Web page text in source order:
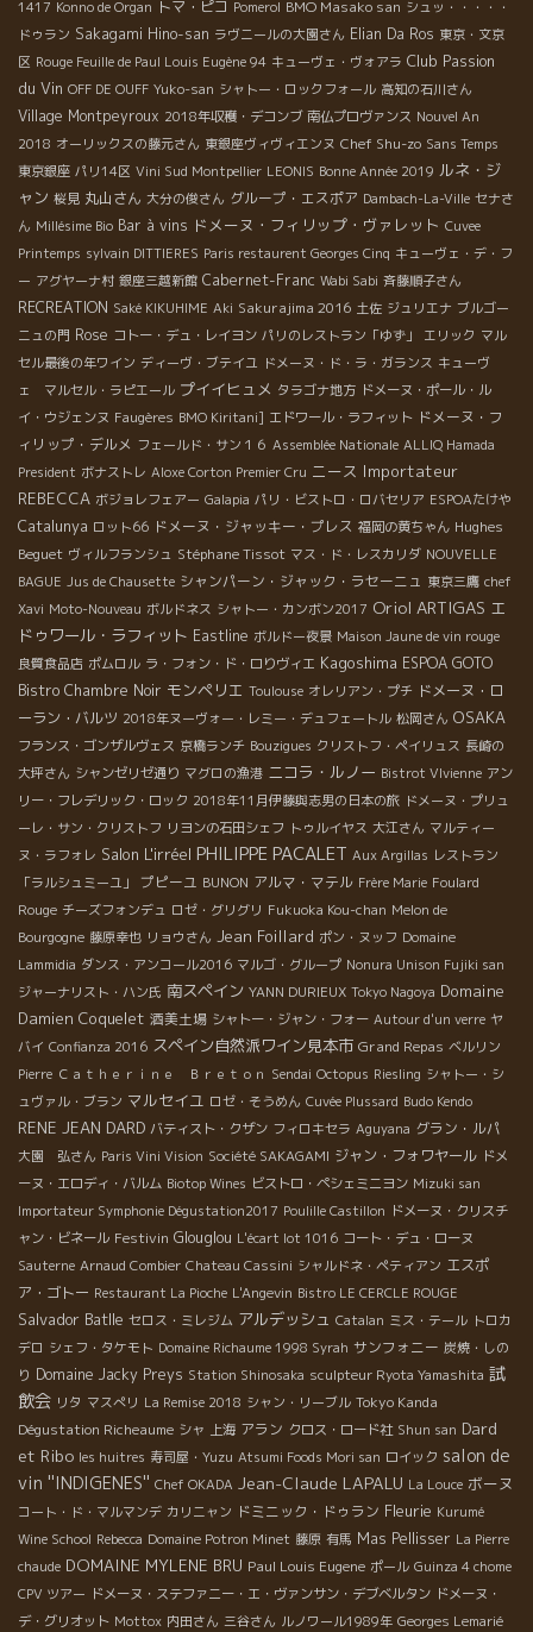
1417 Konno de Organ トマ・ピコ Pomerol BMO Masako san シュッ・・・・・
ドゥラン Sakagami Hino-san ラヴニールの大園さん Elian Da Ros 東京・文京
区 Rouge Feuille de Paul Louis Eugène 94 キューヴェ・ヴォアラ Club Passion
du Vin OFF DE OUFF Yuko-san シャトー・ロックフォール 高知の石川さん
Village Montpeyroux 2018年収穫・デコンブ 南仏プロヴァンス Nouvel An
2018 オーリックスの藤元さん 東銀座ヴィヴィエンヌ Chef Shu-zo Sans Temps
東京銀座 パリ14区 Vini Sud Montpellier LEONIS Bonne Année 2019 ルネ・ジ
ャン 桜見 丸山さん 大分の俊さん グループ・エスポア Dambach-La-Ville セナさ
ん Millésime Bio Bar à vins ドメーヌ・フィリップ・ヴァレット Cuvee
Printemps sylvain DITTIERES Paris restaurent Georges Cinq キューヴェ・デ・フ
ー アグヤーナ村 銀座三越新館 Cabernet-Franc Wabi Sabi 斉藤順子さん
RECREATION Saké KIKUHIME Aki Sakurajima 2016 土佐 ジュリエナ ブルゴー
ニュの門 Rose コトー・デュ・レイヨン パリのレストラン「ゆず」 エリック マル
セル最後の年ワイン ディーヴ・ブテイユ ドメーヌ・ド・ラ・ガランス キューヴ
ェ マルセル・ラピエール プイイヒュメ タラゴナ地方 ドメーヌ・ポール・ル
イ・ウジェンヌ Faugères BMO Kiritani] エドワール・ラフィット ドメーヌ・フ
ィリップ・デルメ フェールド・サン１６ Assemblée Nationale ALLIQ Hamada
President ボナストレ Aloxe Corton Premier Cru ニース Importateur
REBECCA ボジョレフェアー Galapia パリ・ビストロ・ロバセリア ESPOAたけや
Catalunya ロット66 ドメーヌ・ジャッキー・プレス 福岡の黄ちゃん Hughes
Beguet ヴィルフランシュ Stéphane Tissot マス・ド・レスカリダ NOUVELLE
BAGUE Jus de Chausette シャンパーン・ジャック・ラセーニュ 東京三鷹 chef
Xavi Moto-Nouveau ボルドネス シャトー・カンボン2017 Oriol ARTIGAS エ
ドゥワール・ラフィット Eastline ボルドー夜景 Maison Jaune de vin rouge
良質食品店 ポムロル ラ・フォン・ド・ロりヴィエ Kagoshima ESPOA GOTO
Bistro Chambre Noir モンペリエ Toulouse オレリアン・プチ ドメーヌ・ロ
ーラン・バルツ 2018年ヌーヴォー・レミー・デュフェートル 松岡さん OSAKA
フランス・ゴンザルヴェス 京橋ランチ Bouzigues クリストフ・ペイリュス 長崎の
大坪さん シャンゼリゼ通り マグロの漁港 ニコラ・ルノー Bistrot VIvienne アン
リー・フレデリック・ロック 2018年11月伊藤與志男の日本の旅 ドメーヌ・プリュ
ーレ・サン・クリストフ リヨンの石田シェフ トゥルイヤス 大江さん マルティー
ヌ・ラフォレ Salon L'irréel PHILIPPE PACALET Aux Argillas レストラン
「ラルシュミーユ」
プピーユ BUNON アルマ・マテル Frère Marie Foulard
Rouge チーズフォンデュ ロゼ・グリグリ Fukuoka Kou-chan Melon de
Bourgogne 藤原幸也 リョウさん Jean Foillard ポン・ヌッフ Domaine
Lammidia ダンス・アンコール2016 マルゴ・グループ Nonura Unison Fujiki san
ジャーナリスト・ハン氏 南スペイン YANN DURIEUX Tokyo Nagoya Domaine
Damien Coquelet 酒美土場 シャトー・ジャン・フォー Autour d'un verre ヤ
バイ Confianza 2016 スペイン自然派ワイン見本市 Grand Repas ベルリン
Pierre Ｃａｔｈｅｒｉｎｅ Ｂｒｅｔｏｎ Sendai Octopus Riesling シャトー・シ
ュヴァル・ブラン マルセイユ ロゼ・そうめん Cuvée Plussard Budo Kendo
RENE JEAN DARD バティスト・クザン フィロキセラ Aguyana グラン・ルパ
大園 弘さん Paris Vini Vision Société SAKAGAMI ジャン・フォワヤール ドメ
ーヌ・エロディ・バルム Biotop Wines ビストロ・ペシェミニヨン Mizuki san
Importateur Symphonie Dégustation2017 Poulille Castillon ドメーヌ・クリスチ
ャン・ビネール Festivin Glouglou L'écart lot 1016 コート・デュ・ローヌ
Sauterne Arnaud Combier Chateau Cassini シャルドネ・ペティアン エスポ
ア・ゴトー Restaurant La Pioche L'Angevin Bistro LE CERCLE ROUGE
Salvador Batlle セロス・ミレジム アルデッシュ Catalan ミス・テール トロカ
デロ シェフ・タケモト Domaine Richaume 1998 Syrah サンフォニー 炭焼・しの
り Domaine Jacky Preys Station Shinosaka sculpteur Ryota Yamashita 試
飲会 リタ マスぺリ La Remise 2018 シャン・リーブル Tokyo Kanda
Dégustation Richeaume シャ 上海 アラン クロス・ロード社 Shun san Dard
et Ribo les huitres 寿司屋・Yuzu Atsumi Foods Mori san ロイック salon de
vin ''INDIGENES'' Chef OKADA Jean-Claude LAPALU La Louce ボーヌ
コート・ド・マルマンデ カリニャン ドミニック・ドゥラン Fleurie Kurumé
Wine School Rebecca Domaine Potron Minet 藤原 有馬 Mas Pellisser La Pierre
chaude DOMAINE MYLENE BRU Paul Louis Eugene ポール Guinza 4 chome
CPV ツアー ドメーヌ・ステファニー・エ・ヴァンサン・デブベルタン ドメーヌ・
デ・グリオット Mottox 内田さん 三谷さん ルノワール1989年 Georges Lemarié